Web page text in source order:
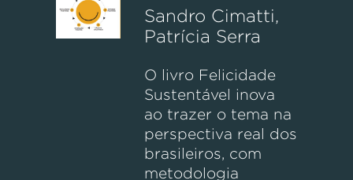
Sandro Cimatti,
Patrícia Serra
O livro Felicidade
Sustentável inova
ao trazer o tema na
perspectiva real dos
brasileiros, com
metodologia